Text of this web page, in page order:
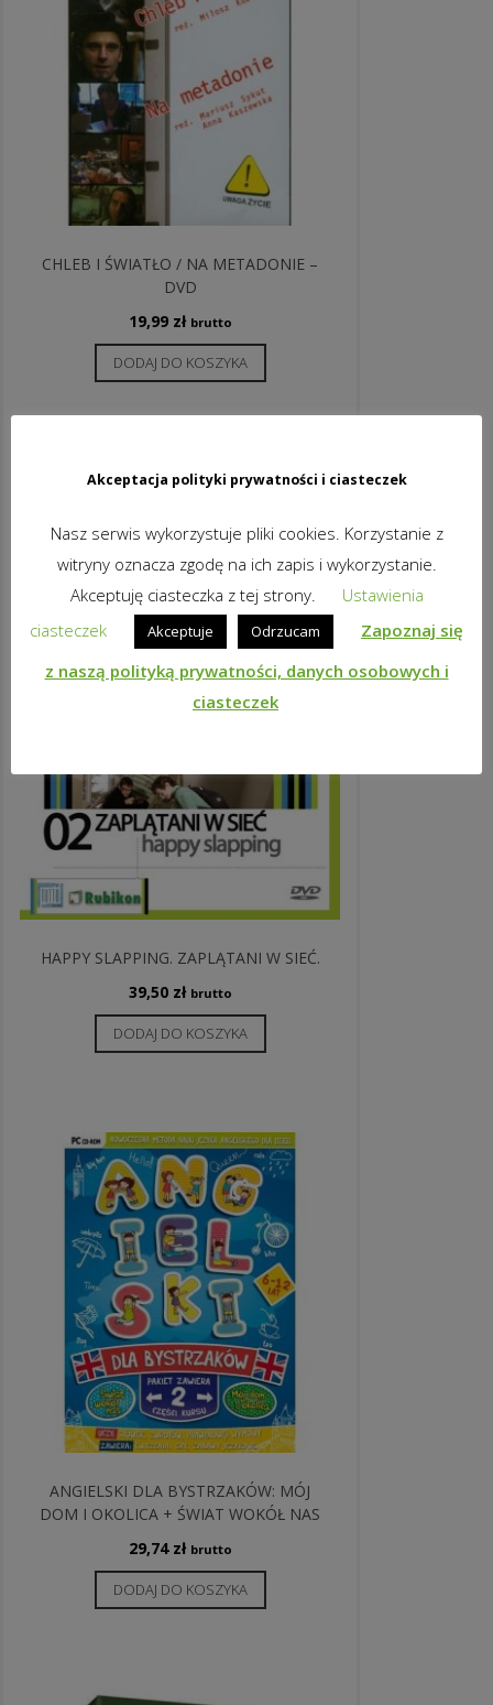
CHLEB I ŚWIATŁO / NA METADONIE –
DVD
19,99 zł brutto
DODAJ DO KOSZYKA
HAPPY SLAPPING. ZAPLĄTANI W SIEĆ.
39,50 zł brutto
DODAJ DO KOSZYKA
ANGIELSKI DLA BYSTRZAKÓW: MÓJ
DOM I OKOLICA + ŚWIAT WOKÓŁ NAS
29,74 zł brutto
DODAJ DO KOSZYKA
Akceptacja polityki prywatności i ciasteczek
Nasz serwis wykorzystuje pliki cookies. Korzystanie z
witryny oznacza zgodę na ich zapis i wykorzystanie.
Akceptuję ciasteczka z tej strony.
Ustawienia
ciasteczek
Akceptuje Odrzucam
Zapoznaj się
z naszą polityką prywatności, danych osobowych i
ciasteczek